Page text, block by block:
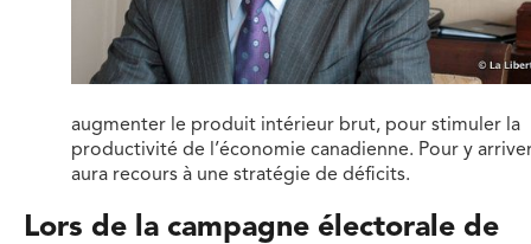
augmenter le produit intérieur brut, pour stimuler la
productivité de l’économie canadienne. Pour y
aura recours à une stratégie de déficits.
Lors de la campagne électorale de